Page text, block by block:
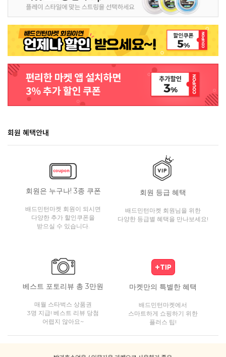
회원 혜택안내
회원은 누구나! 3종 쿠폰
배드민턴마켓 회원이 되시면
다양한 추가 할인쿠폰을
받으실 수 있습니다.
회원 등급 혜택
배드민턴마켓 회원님을 위한
다양한 등급별 혜택을 만나보세요!
베스트 포토리뷰 총 3만원
매월 스타벅스 상품권
3명 지급! 베스트 리뷰 당첨
어렵지 않아요~
마켓만의 특별한 혜택
배드민턴마켓에서
스마트하게 쇼핑하기 위한
플러스 팁!